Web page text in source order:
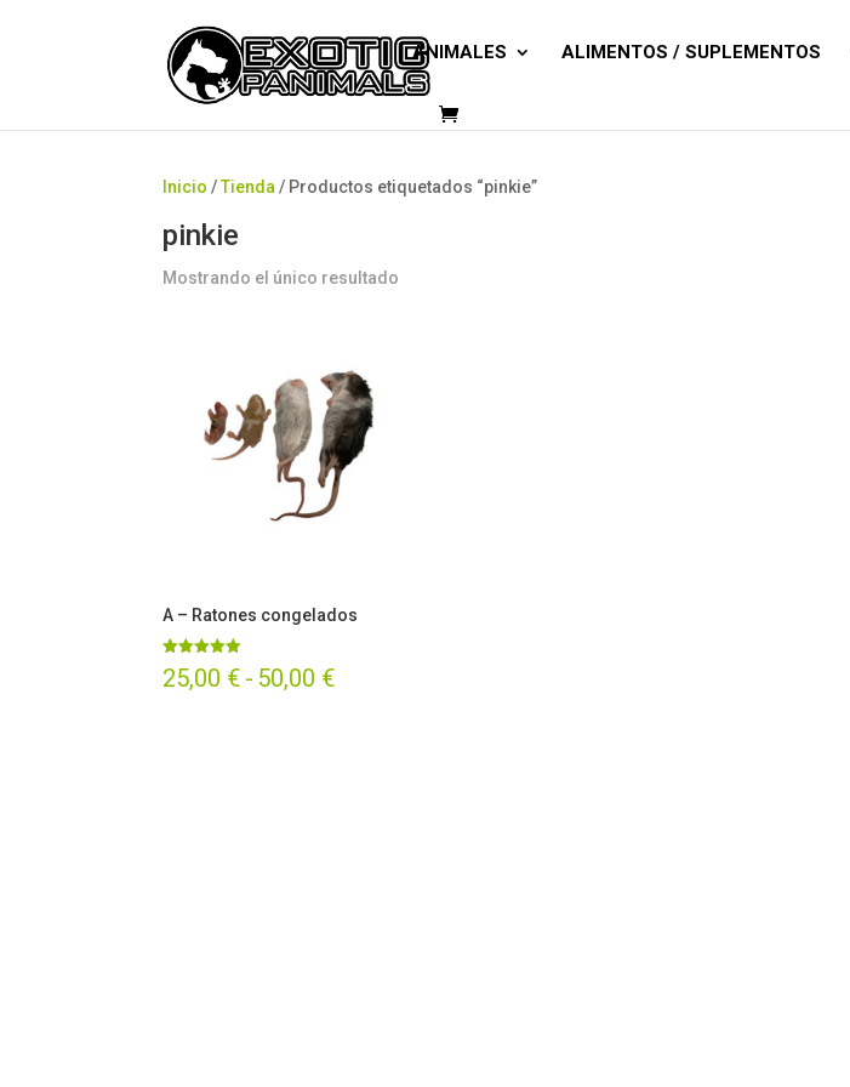
ANIMALES ALIMENTOS / SUPLEMENTOS
Inicio /Tienda / Productos etiquetados “pinkie”
pinkie
Mostrando el único resultado
A – Ratones congelados
Valorado
con
25,00 € - 50,00 €